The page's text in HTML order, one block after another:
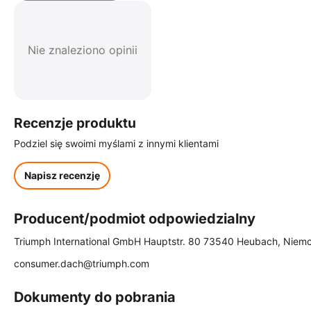
Nie znaleziono opinii
Recenzje produktu
Podziel się swoimi myślami z innymi klientami
Napisz recenzję
Producent/podmiot odpowiedzialny
Triumph International GmbH Hauptstr. 80 73540 Heubach,
consumer.dach@triumph.com
Dokumenty do pobrania